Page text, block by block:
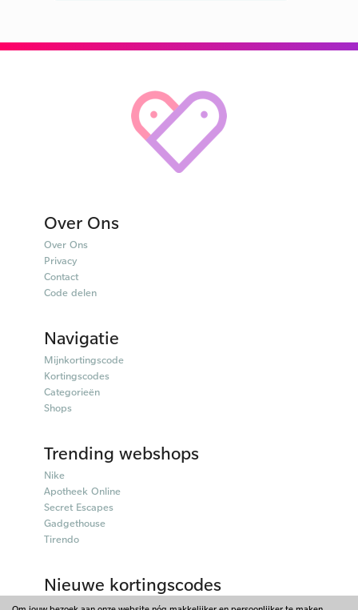
Over Ons
Over Ons
Privacy
Contact
Code delen
Navigatie
Mijnkortingscode
Kortingscodes
Categorieën
Shops
Trending webshops
Nike
Apotheek Online
Secret Escapes
Gadgethouse
Tirendo
Nieuwe kortingscodes
Parfumado kortingscodes